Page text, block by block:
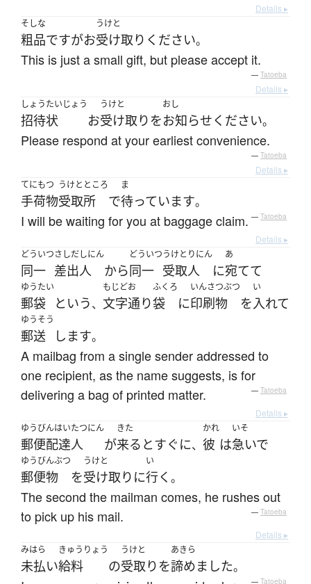
Details ▸
そしな
粗品ですがお
うけと
受け取り ください。
This is just a small gift, but please accept it.
— Tatoeba
Details ▸
しょうたいじょう
招待状 お
うけと
受け取り を
おし
お知らせください。
Please respond at your earliest convenience.
— Tatoeba
Details ▸
てにもつ
手荷物
うけと
受取
ところ
所 で
ま
待っています。
I will be waiting for you at baggage claim. — Tatoeba
Details ▸
どういつ
同一
さしだしにん
差出人 から
どういつ
同一
うけとりにん
受取人 に
あ
宛てて
ゆうたい
郵袋 という、
もじどお
文字通り
ふくろ
袋 に
いんさつぶつ
印刷物 を
い
入れて
ゆうそう
郵送 します。
A mailbag from a single sender addressed to
one recipient, as the name suggests, is for
delivering a bag of printed matter.
— Tatoeba
Details ▸
ゆうびんはいたつにん
郵便配達人 が
きた
来る とすぐに、
かれ
彼 は
いそ
急いで
ゆうびんぶつ
郵便物 を
うけと
受け取り に
い
行く 。
The second the mailman comes, he rushes out
to pick up his mail.
— Tatoeba
Details ▸
みはら
未払い
きゅうりょう
給料 の
うけと
受取り を
あきら
諦めました。
— Tatoeba